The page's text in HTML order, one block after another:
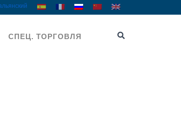
СПЕЦ. ТОРГОВЛЯ